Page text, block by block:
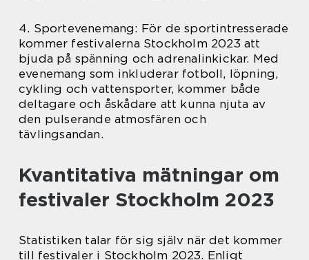
4. Sportevenemang: För de sportintresserade
kommer festivalerna Stockholm 2023 att
bjuda på spänning och adrenalinkickar. Med
evenemang som inkluderar fotboll, löpning,
cykling och vattensporter, kommer både
deltagare och åskådare att kunna njuta av
den pulserande atmosfären och
tävlingsandan.
Kvantitativa mätningar om
festivaler Stockholm 2023
Statistiken talar för sig själv när det kommer
till festivaler i Stockholm 2023. Enligt